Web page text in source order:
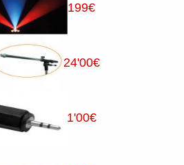
199€
24'00€
1'00€